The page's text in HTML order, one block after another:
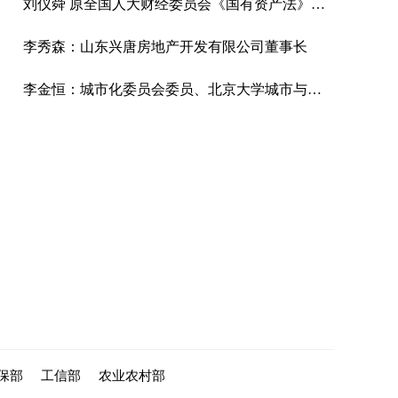
刘仪舜 原全国人大财经委员会《国有资产法》起草工作组组长
李秀森：山东兴唐房地产开发有限公司董事长
李金恒：城市化委员会委员、北京大学城市与区域规划研究所所长
部 工信部 农业农村部